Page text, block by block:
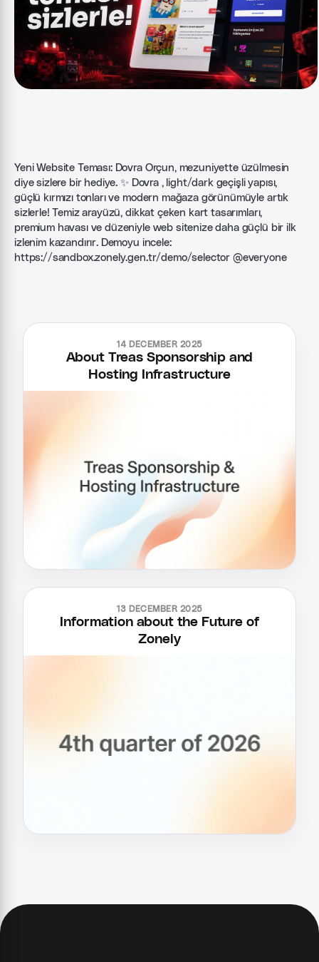
Yeni Website Teması: Dovra Orçun, mezuniyette üzülmesin
diye sizlere bir hediye. ✨ Dovra , light/dark geçişli yapısı,
güçlü kırmızı tonları ve modern mağaza görünümüyle artık
sizlerle! Temiz arayüzü, dikkat çeken kart tasarımları,
premium havası ve düzeniyle web sitenize daha güçlü bir ilk
izlenim kazandırır. Demoyu incele:
https://sandbox.zonely.gen.tr/demo/selector @everyone
14 DECEMBER 2025
About Treas Sponsorship and
Hosting Infrastructure
13 DECEMBER 2025
Information about the Future of
Zonely